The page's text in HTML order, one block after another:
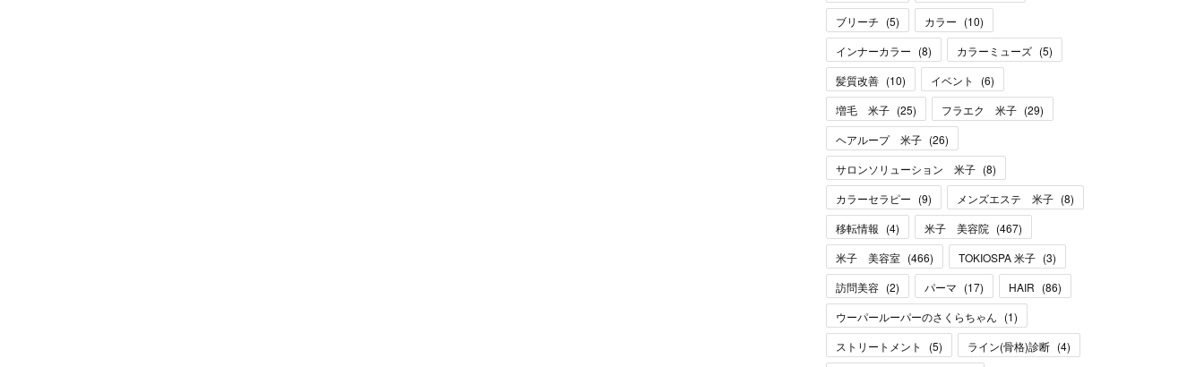
ブリーチ (5) カラー (10)
インナーカラー (8) カラーミューズ (5)
髪質改善 (10) イベント (6)
増毛 米子 (25) フラエク 米子 (29)
ヘアループ 米子 (26)
サロンソリューション 米子 (8)
カラーセラピー (9) メンズエステ 米子 (8)
移転情報 (4) 米子 美容院 (467)
米子 美容室 (466) TOKIOSPA 米子 (3)
訪問美容 (2) パーマ (17) HAIR (86)
ウーパールーパーのさくらちゃん (1)
ストリートメント
(5) ライン(骨格)診断 (4)